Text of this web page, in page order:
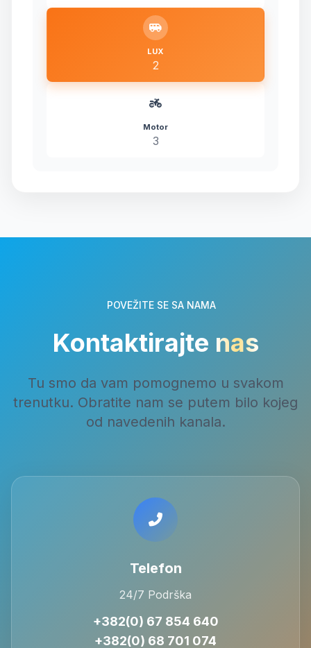
LUX
2
Motor
3
POVEŽITE SE SA NAMA
Kontaktirajte nas
Tu smo da vam pomognemo u svakom
trenutku. Obratite nam se putem bilo kojeg
od navedenih kanala.
Telefon
24/7 Podrška
+382(0) 67 854 640
+382(0) 68 701 074